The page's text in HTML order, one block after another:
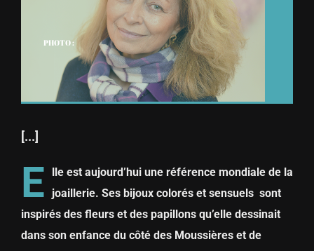
PHOTO :
[...]
E lle est aujourd’hui une référence mondiale de la
joaillerie. Ses bijoux colorés et sensuels sont
inspirés des fleurs et des papillons qu’elle dessinait
dans son enfance du côté des Moussières et de